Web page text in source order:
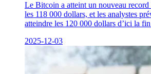
Le Bitcoin a atteint un nouveau record
les 118 000 dollars, et les analystes
atteindre les 120 000 dollars d’ici la
2025-12-03